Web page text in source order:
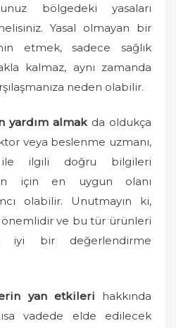
bölgedeki yasaları
Yasal olmayan bir
etmek, sadece sağlık
kalmaz, aynı zamanda
neden olabilir.
yardım almakda oldukça
veya beslenme uzmanı,
ile ilgili doğru bilgileri
için en uygun olanı
olabilir. Unutmayın ki,
önemlidir ve bu tür ürünleri
iyi bir değerlendirme
yan etkileri hakkında
vadede elde edilecek